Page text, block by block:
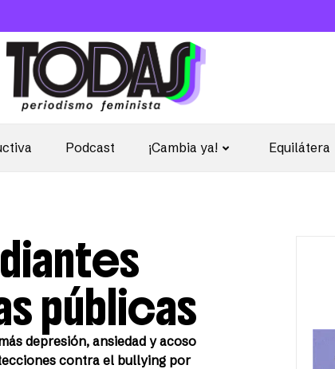
Podcast ¡Cambia ya! Equilátera
públicas
depresión, ansiedad y acoso
contra el bullying por